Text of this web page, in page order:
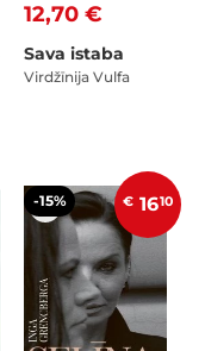
12,70 €
Sava istaba
Virdžīnija Vulfa
-15% € 1610